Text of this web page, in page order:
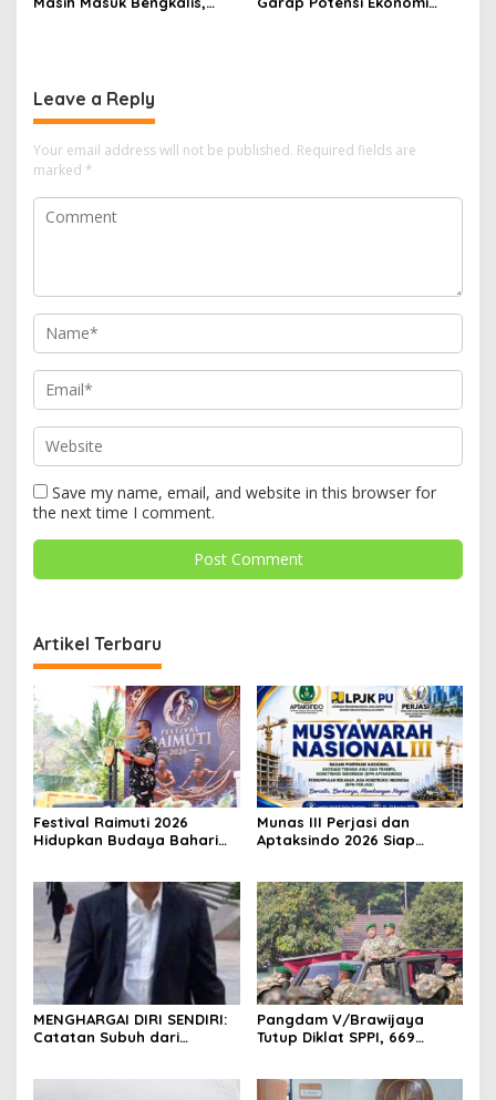
Leave a Reply
Your email address will not be published. Required fields are
marked *
Save my name, email, and website in this browser for
the next time I comment.
Artikel Terbaru
Festival Raimuti 2026
Hidupkan Budaya Bahari
Munas III Perjasi dan
Aptaksindo 2026 Siap
MENGHARGAI DIRI SENDIRI:
Catatan Subuh dari
Pangdam V/Brawijaya
Tutup Diklat SPPI, 669